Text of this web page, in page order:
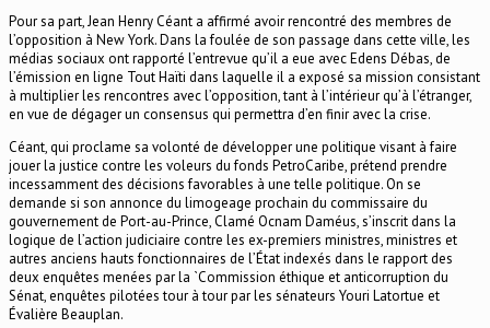
Pour sa part, Jean Henry Céant a affirmé avoir rencontré des membres de
l’opposition à New York. Dans la foulée de son passage dans cette ville, les
médias sociaux ont rapporté l’entrevue qu’il a eue avec Edens Débas, de
l’émission en ligne Tout Haïti dans laquelle il a exposé sa mission consistant
à multiplier les rencontres avec l’opposition, tant à l’intérieur qu’à l’étranger,
en vue de dégager un consensus qui permettra d’en finir avec la crise.
Céant, qui proclame sa volonté de développer une politique visant à faire
jouer la justice contre les voleurs du fonds PetroCaribe, prétend prendre
incessamment des décisions favorables à une telle politique. On se
demande si son annonce du limogeage prochain du commissaire du
gouvernement de Port-au-Prince, Clamé Ocnam Daméus, s’inscrit dans la
logique de l’action judiciaire contre les ex-premiers ministres, ministres et
autres anciens hauts fonctionnaires de l’État indexés dans le rapport des
deux enquêtes menées par la `Commission éthique et anticorruption du
Sénat, enquêtes pilotées tour à tour par les sénateurs Youri Latortue et
Évalière Beauplan.